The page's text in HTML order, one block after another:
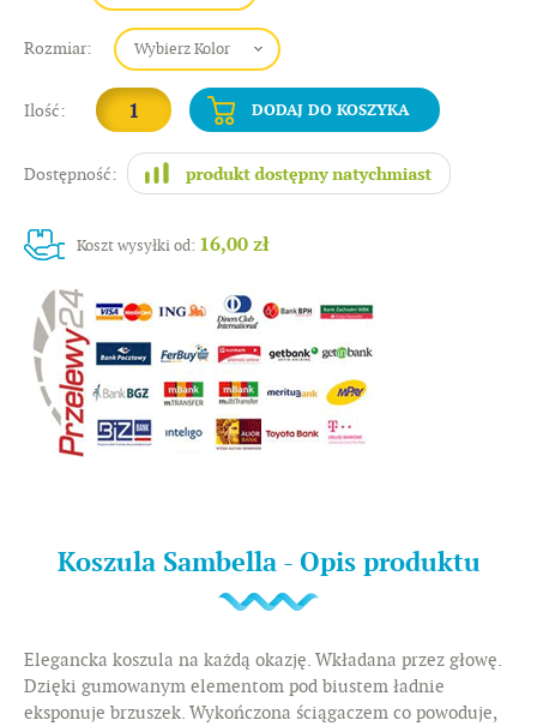
Rozmiar:
Ilość: DODAJ DO KOSZYKA
Dostępność:
Koszt wysyłki od: 16,00 zł
Koszula Sambella - Opis produktu
Elegancka koszula na każdą okazję. Wkładana przez głowę.
Dzięki gumowanym elementom pod biustem ładnie
eksponuje brzuszek. Wykończona ściągaczem co powoduje,